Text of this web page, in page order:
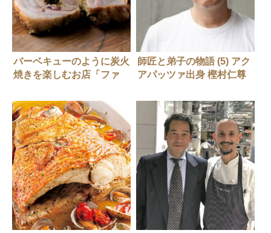
バーベキューのように炭火
焼きを楽しむお店「ファ
師匠と弟子の物語 (5) アク
アパッツァ出身 樫村仁尊